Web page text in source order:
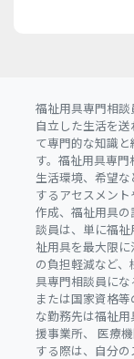
福祉用具専門相
自立した生活を
て専門的な知識
す。福祉用具専門
生活環境、希望
するアセスメン
作成、福祉用具
談員は、単に福
祉用具を最大限
の負担軽減など
具専門相談員に
または国家資格
な勤務先は福祉
援事業所、 医療
する際は、自分